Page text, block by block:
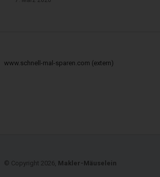
www.schnell-mal-sparen.com (extern)
© Copyright 2026, Makler-Mäuselein